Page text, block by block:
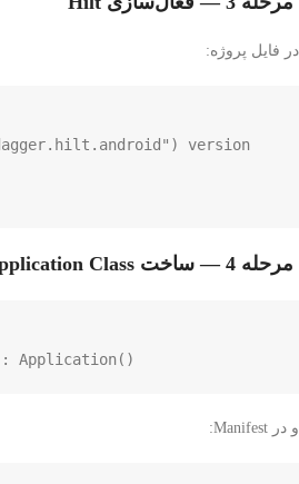
در فایل پروژه:
مرحله 4 — ساخت Application Class
: Application()
و در Manifest: